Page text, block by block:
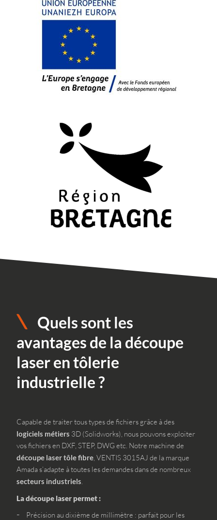
Quels sont les
avantages de la découpe
laser en tôlerie
industrielle ?
Capable de traiter tous types de fichiers grâce à des
logiciels métiers 3D (Solidworks), nous pouvons exploiter
vos fichiers en DXF, STEP, DWG etc. Notre machine de
découpe laser tôle fibre, VENTIS 3015AJ de la marque
Amada s’adapte à toutes les demandes dans de nombreux
secteurs industriels
La découpe laser permet :
Précision au dixième de millimètre : parfait pour les